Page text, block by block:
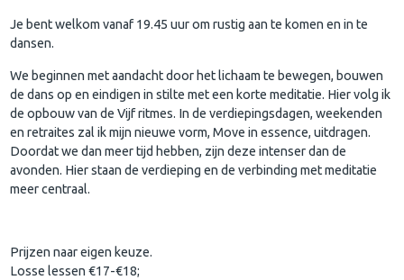
Je bent welkom vanaf 19.45 uur om rustig aan te komen en in te
dansen.
We beginnen met aandacht door het lichaam te bewegen, bouwen
de dans op en eindigen in stilte met een korte meditatie. Hier volg ik
de opbouw van de Vijf ritmes. In de verdiepingsdagen, weekenden
en retraites zal ik mijn nieuwe vorm, Move in essence, uitdragen.
Doordat we dan meer tijd hebben, zijn deze intenser dan de
avonden. Hier staan de verdieping en de verbinding met meditatie
meer centraal.
Prijzen naar eigen keuze.
Losse lessen €17-€18;